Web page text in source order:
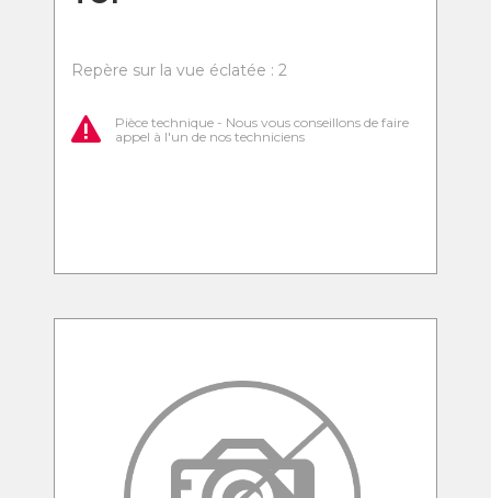
Repère sur la vue éclatée : 2
Pièce technique - Nous vous conseillons de faire
appel à l'un de nos techniciens